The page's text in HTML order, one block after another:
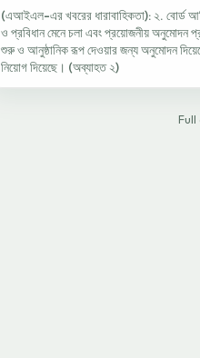
(এআইএল-এর খবরের ধারাবাহিকতা): ২. বোর্ড
ও প্রবিধান মেনে চলা এবং প্রয়োজনীয় অনুমোদন
শুরু ও আনুষ্ঠানিক রূপ দেওয়ার জন্য অনুমোদন
নিয়োগ দিয়েছে। (অব্যাহত ২)
Full